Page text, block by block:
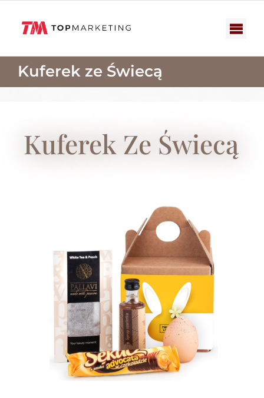
zawartości
Katalogi
Kuferek ze Świecą
Kuferek Ze Świecą